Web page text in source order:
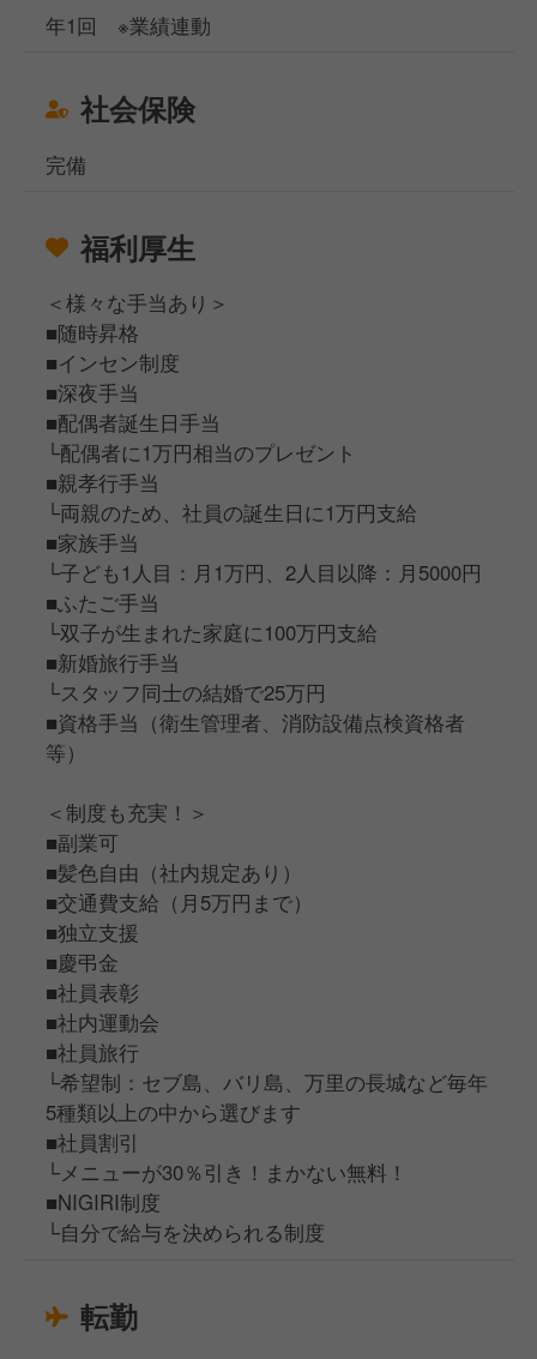
年1回 ※業績連動
社会保険
完備
福利厚生
＜様々な手当あり＞
■随時昇格
■インセン制度
■深夜手当
■配偶者誕生日手当
└配偶者に1万円相当のプレゼント
■親孝行手当
└両親のため、社員の誕生日に1万円支給
■家族手当
└子ども1人目：月1万円、2人目以降：月5000円
■ふたご手当
└双子が生まれた家庭に100万円支給
■新婚旅行手当
└スタッフ同士の結婚で25万円
■資格手当（衛生管理者、消防設備点検資格者
等）
＜制度も充実！＞
■副業可
■髪色自由（社内規定あり）
■交通費支給（月5万円まで）
■独立支援
■慶弔金
■社員表彰
■社内運動会
■社員旅行
└希望制：セブ島、バリ島、万里の長城など毎年
5種類以上の中から選びます
■社員割引
└メニューが30％引き！まかない無料！
■NIGIRI制度
└自分で給与を決められる制度
転勤